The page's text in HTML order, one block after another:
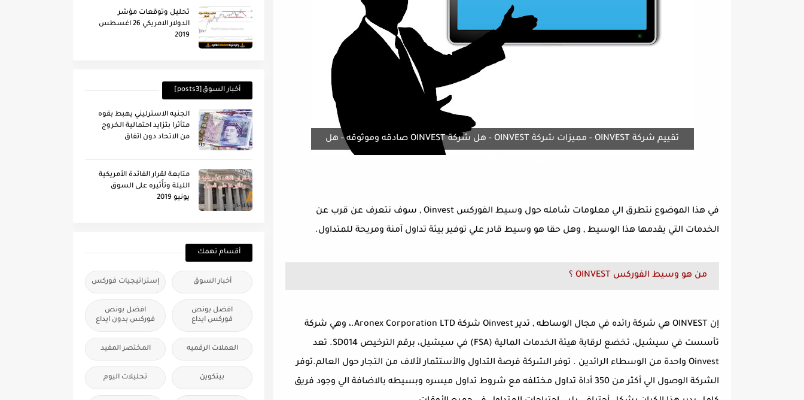
تقييم شركة OINVEST - مميزات شركة OINVEST - هل شركة OINVEST صادقه وموثوقه - هل
في هذا الموضوع نتطرق الي معلومات شامله حول وسيط الفوركس Oinvest , سوف نتعرف عن قرب عن
الخدمات التي يقدمها هذا الوسيط , وهل حقا هو وسيط قادر علي توفير بيئة تداول آمنة ومريحة للمتداول.
من هو وسيط الفوركس OINVEST ؟
إن OINVEST هي شركة رائده في مجال الوساطه , تدير Oinvest شركة Aronex Corporation LTD.، وهي شركة
تأسست في سيشيل، تخضع لرقابة هيئة الخدمات المالية (FSA) في سيشيل، برقم الترخيص SD014. تعد
Oinvest واحدة من الوسطاء الرائدين . توفر الشركة فرصة التداول والأستثمار لألاف من التجار حول العالم.توفر
الشركة الوصول الي أكثر من 350 أداة تداول مختلفه مع شروط تداول ميسره وبسيطه بالاضافة الي وجود فريق
تحليل وتوقعات مؤشر
الدولار الامريكي 26 اغسطس
2019
أخبار السوق[posts3]
الجنيه الاسترليني يهبط بقوه
متأثرا بتزايد احتمالية الخروج
من الاتحاد دون اتفاق
متابعة لقرار الفائدة الأمريكية
الليلة وتأُثيره على السوق
يونيو 2019
أقسام تهمك
أخبار السوق إستراتيجيات فوركس
افضل بونص
فوركس ايداع
افضل بونص
فوركس بدون ايداع
العملات الرقميه المختصر المفيد
بيتكوين تحليلات اليوم